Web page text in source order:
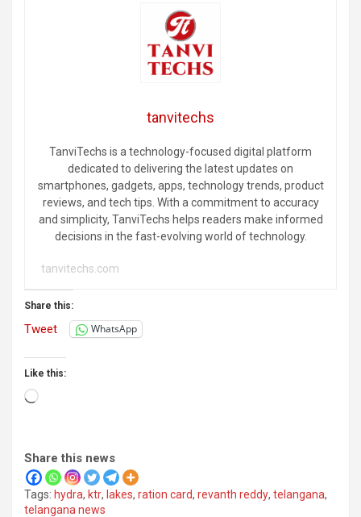
tanvitechs
TanviTechs is a technology-focused digital platform
dedicated to delivering the latest updates on
smartphones, gadgets, apps, technology trends, product
reviews, and tech tips. With a commitment to accuracy
and simplicity, TanviTechs helps readers make informed
decisions in the fast-evolving world of technology.
tanvitechs.com
Share this:
Tweet WhatsApp
Like this:
Loading…
Share this news
Tags: hydra, ktr, lakes, ration card, revanth reddy, telangana,
telangana news